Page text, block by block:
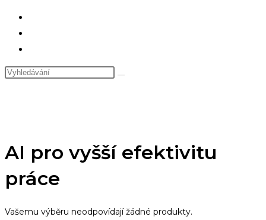
AI pro vyšší efektivitu
práce
Vašemu výběru neodpovídají žádné produkty.